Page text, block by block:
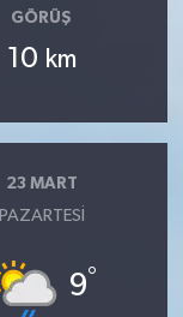
GÖRÜŞ
10 km
23 MART
PAZARTESI
9°